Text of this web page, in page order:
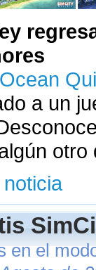
Ocean
a un
en el